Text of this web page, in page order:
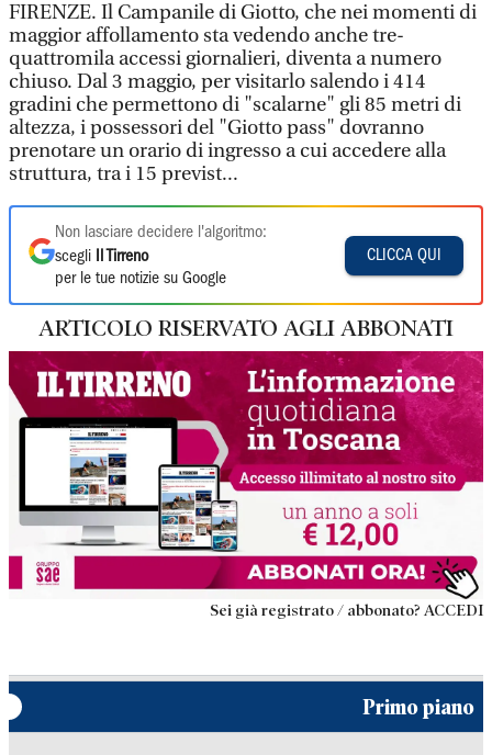
FIRENZE. Il Campanile di Giotto, che nei momenti di
maggior affollamento sta vedendo anche tre-
quattromila accessi giornalieri, diventa a numero
chiuso. Dal 3 maggio, per visitarlo salendo i 414
gradini che permettono di "scalarne" gli 85 metri di
altezza, i possessori del "Giotto pass" dovranno
prenotare un orario di ingresso a cui accedere alla
struttura, tra i 15 previst...
Non lasciare decidere l'algoritmo:
scegli
Il Tirreno
per le tue notizie su Google
CLICCA QUI
ARTICOLO RISERVATO AGLI ABBONATI
Sei già registrato / abbonato? ACCEDI
Primo piano